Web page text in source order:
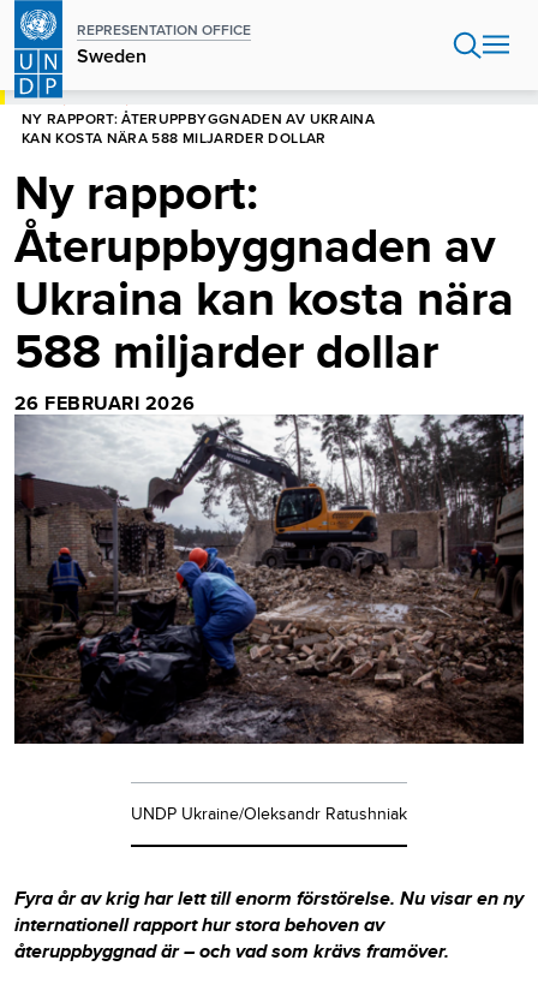
Hoppa
huvudinnehåll
REPRESENTATION OFFICE
Sweden
HEMSWEDEN
NY RAPPORT: ÅTERUPPBYGGNADEN AV UKRAINA
KAN KOSTA NÄRA 588 MILJARDER DOLLAR
Ny rapport:
Återuppbyggnaden av
Ukraina kan kosta nära
588 miljarder dollar
26 FEBRUARI 2026
UNDP Ukraine/Oleksandr Ratushniak
Fyra år av krig har lett till enorm förstörelse. Nu visar en ny
internationell rapport hur stora behoven av
återuppbyggnad är – och vad som krävs framöver.